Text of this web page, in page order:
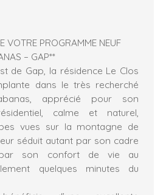
VOTRE PROGRAMME NEUF
– GAP**
de Gap, la résidence Le Clos
dans le très recherché
apprécié pour son
calme et naturel,
vues sur la montagne de
séduit autant par son cadre
son confort de vie au
quelques minutes du